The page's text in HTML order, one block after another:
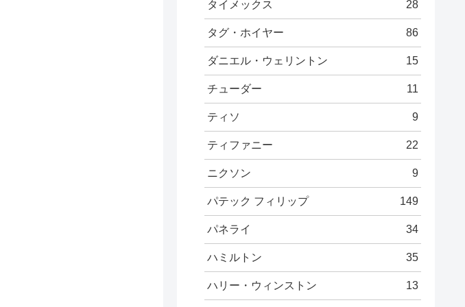
タイメックス 28
タグ・ホイヤー 86
ダニエル・ウェリントン 15
チューダー 11
ティソ 9
ティファニー 22
ニクソン 9
パテック フィリップ 149
パネライ 34
ハミルトン 35
ハリー・ウィンストン 13